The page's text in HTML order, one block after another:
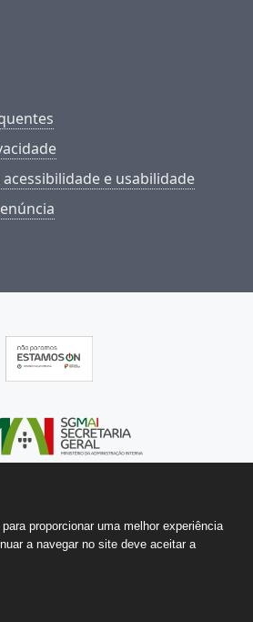
e usabilidade
proporcionar uma melhor experiência
a navegar no site deve aceitar a